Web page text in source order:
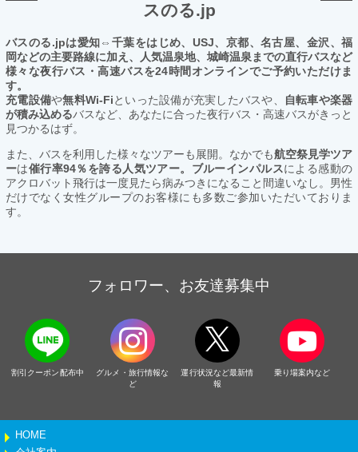
スのる.jp
バスのる.jpは愛知⇔千葉をはじめ、USJ、京都、名古屋、金沢、福
岡などの主要路線に加え、人気温泉地、城崎温泉までの直行バスなど
様々な夜行バス・高速バスを24時間オンラインでご予約いただけま
す。
充電設備や無料Wi-Fiといった設備が充実したバスや、
自転車や楽器
が積み込めるバスなど、あなたに合った夜行バス・高速バスがきっと
見つかるはず。
また、バスを利用した様々なツアーも展開。なかでも航空祭見学ツア
ーは催行率94％を誇る人気ツアー。ブルーインパルスによる感動の
アクロバット飛行は一度見たら病みつきになること間違いなし。男性
だけでなく女性グループのお客様にも多数ご参加いただいておりま
す。
フォロワー、お友達募集中
割引クーポン配布中
グルメ・旅行情報な
ど
運行状況など最新情
報
乗り場案内など
HOME